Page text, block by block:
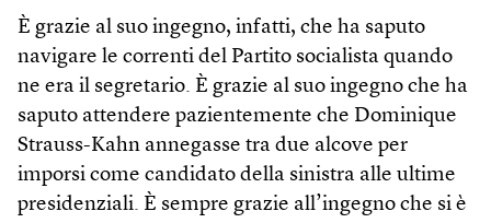
È grazie al suo ingegno, infatti, che ha saputo
navigare le correnti del Partito socialista quando
ne era il segretario. È grazie al suo ingegno che ha
saputo attendere pazientemente che Dominique
Strauss-Kahn annegasse tra due alcove per
imporsi come candidato della sinistra alle ultime
presidenziali. È sempre grazie all’ingegno che si è